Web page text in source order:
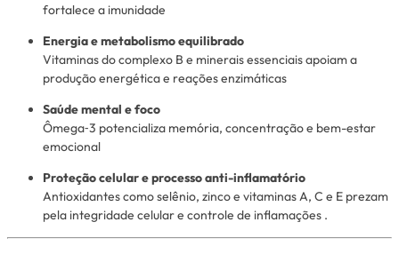
fortalece a imunidade
Energia e metabolismo equilibrado
Vitaminas do complexo B e minerais essenciais apoiam a
produção energética e reações enzimáticas
Saúde mental e foco
Ômega‑3 potencializa memória, concentração e bem-estar
emocional
Proteção celular e processo anti-inflamatório
Antioxidantes como selênio, zinco e vitaminas A, C e E prezam
pela integridade celular e controle de inflamações .